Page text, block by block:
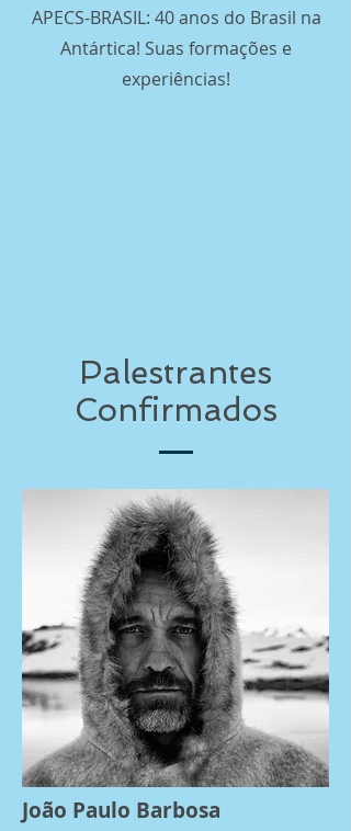
APECS-BRASIL: 40 anos do Brasil na
Antártica! Suas formações e
experiências!
Palestrantes
Confirmados
João Paulo Barbosa